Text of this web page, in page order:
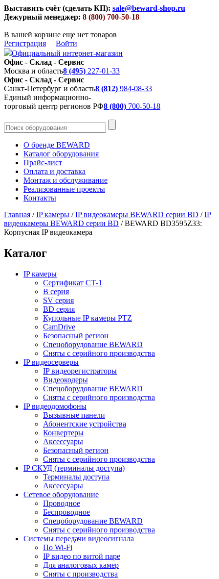
Выставить счёт (сделать КП): sale@beward-shop.ru
Дежурный менеджер: 8 (800) 700-50-18
В вашей корзине еще нет товаров
Регистрация
Войти
Официальный интернет-магазин
Офис - Склад - Сервис
Москва и область8 (495) 227-01-33
Офис - Склад - Сервис
Санкт-Петербург и область8 (812) 984-08-33
Единый информационно-
торговый центр регионов РФ8 (800) 700-50-18
О бренде BEWARD
Каталог оборудования
Прайс-лист
Оплата и доставка
Монтаж и обслуживание
Реализованные проекты
Контакты
Главная /IP камеры /IP видеокамеры BEWARD серии BD /IP
видеокамеры BEWARD серии BD /BEWARD BD3595Z33:
Корпусная IP видеокамера
Каталог
IP камеры
Сертификат СТ-1
B серия
SV серия
BD серия
Купольные IP камеры PTZ
CamDrive
Безопасный регион
Спецоборудование BEWARD
Сняты с серийного производства
IP видеосерверы
IP видеорегистраторы
Видеокодеры
Спецоборудование BEWARD
Сняты с серийного производства
IP видеодомофоны
Вызывные панели
Абонентские устройства
Конвертеры
Аксессуары
Безопасный регион
Сняты с серийного производства
IP СКУД (терминалы доступа)
Терминалы доступа
Аксессуары
Сетевое оборудование
Проводное
Беспроводное
Спецоборудование BEWARD
Сняты с серийного производства
Системы передачи видеосигнала
По Wi-Fi
IP видео по витой паре
Для аналоговых камер
Сняты с производства